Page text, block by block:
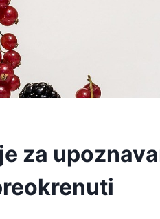
za